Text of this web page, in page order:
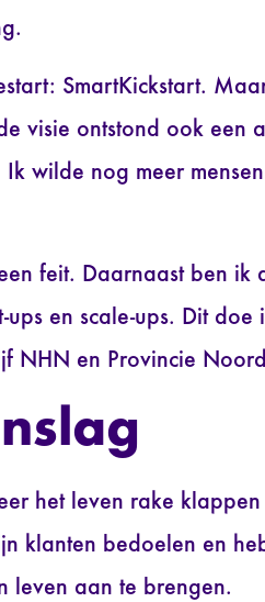
SmartKickstart.
visie ontstond ook een
wilde nog meer
feit. Daarnaast ben ik
en scale-ups. Dit doe
NHN en Provincie
het leven rake
klanten bedoelen en
leven aan te brengen.